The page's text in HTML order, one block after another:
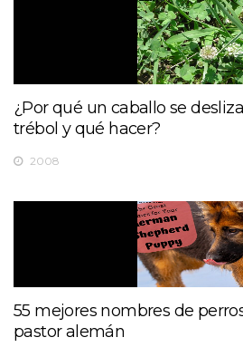
¿Por qué un caballo se
trébol y qué hacer?
2008
55 mejores nombres de
pastor alemán